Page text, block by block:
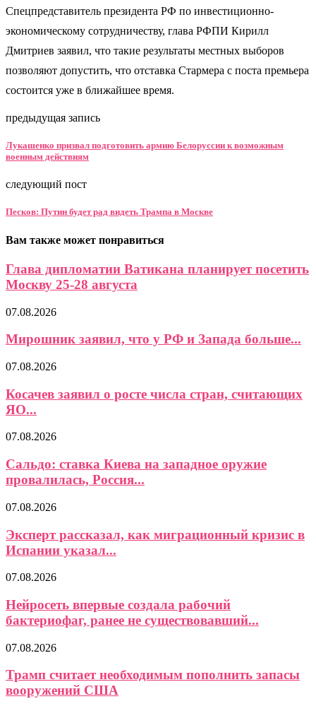
Спецпредставитель президента РФ по инвестиционно-
экономическому сотрудничеству, глава РФПИ Кирилл
Дмитриев заявил, что такие результаты местных выборов
позволяют допустить, что отставка Стармера с поста премьера
состоится уже в ближайшее время.
предыдущая запись
Лукашенко призвал подготовить армию Белоруссии к возможным
военным действиям
следующий пост
Песков: Путин будет рад видеть Трампа в Москве
Вам также может понравиться
Глава дипломатии Ватикана планирует посетить
Москву 25-28 августа
07.08.2026
Мирошник заявил, что у РФ и Запада больше...
07.08.2026
Косачев заявил о росте числа стран, считающих
ЯО...
07.08.2026
Сальдо: ставка Киева на западное оружие
провалилась, Россия...
07.08.2026
Эксперт рассказал, как миграционный кризис в
Испании указал...
07.08.2026
Нейросеть впервые создала рабочий
бактериофаг, ранее не существовавший...
07.08.2026
Трамп считает необходимым пополнить запасы
вооружений США